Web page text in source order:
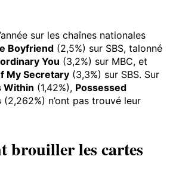
sur les chaînes nationales
Boyfriend (2,5%) sur SBS, talonné
You (3,2%) sur MBC, et
My Secretary (3,3%) sur SBS. Sur
Within (1,42%), Possessed
(2,262%) n’ont pas trouvé leur
brouiller les cartes